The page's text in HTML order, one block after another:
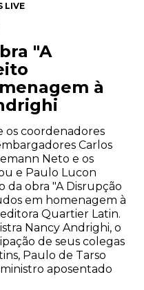
LIVE
"A
à
os coordenadores
Carlos
Neto e os
e Paulo Lucon
da obra "A Disrupção
em homenagem à
Quartier Latin.
Nancy Andrighi, o
de seus colegas
Paulo de Tarso
aposentado